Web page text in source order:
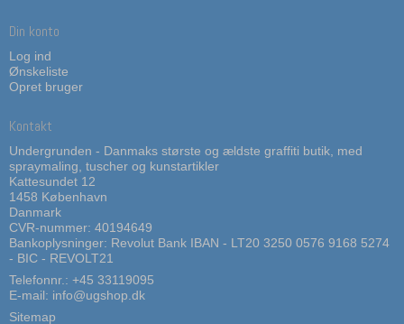
Din konto
Log ind
Ønskeliste
Opret bruger
Kontakt
Undergrunden - Danmaks største og ældste graffiti butik, med
spraymaling, tuscher og kunstartikler
Kattesundet 12
1458 København
Danmark
CVR-nummer: 40194649
Bankoplysninger: Revolut Bank IBAN - LT20 3250 0576 9168 5274
- BIC - REVOLT21
Telefonnr.: +45 33119095
E-mail: info@ugshop.dk
Sitemap